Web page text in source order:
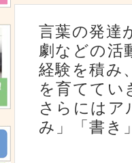
言葉の発達
劇などの活
経験を積み
を育ててい
さらにはア
み」「書き